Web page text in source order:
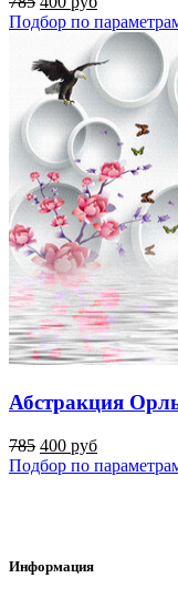
Подбор по
Абстракция
785 400 руб
Подбор по
Информация